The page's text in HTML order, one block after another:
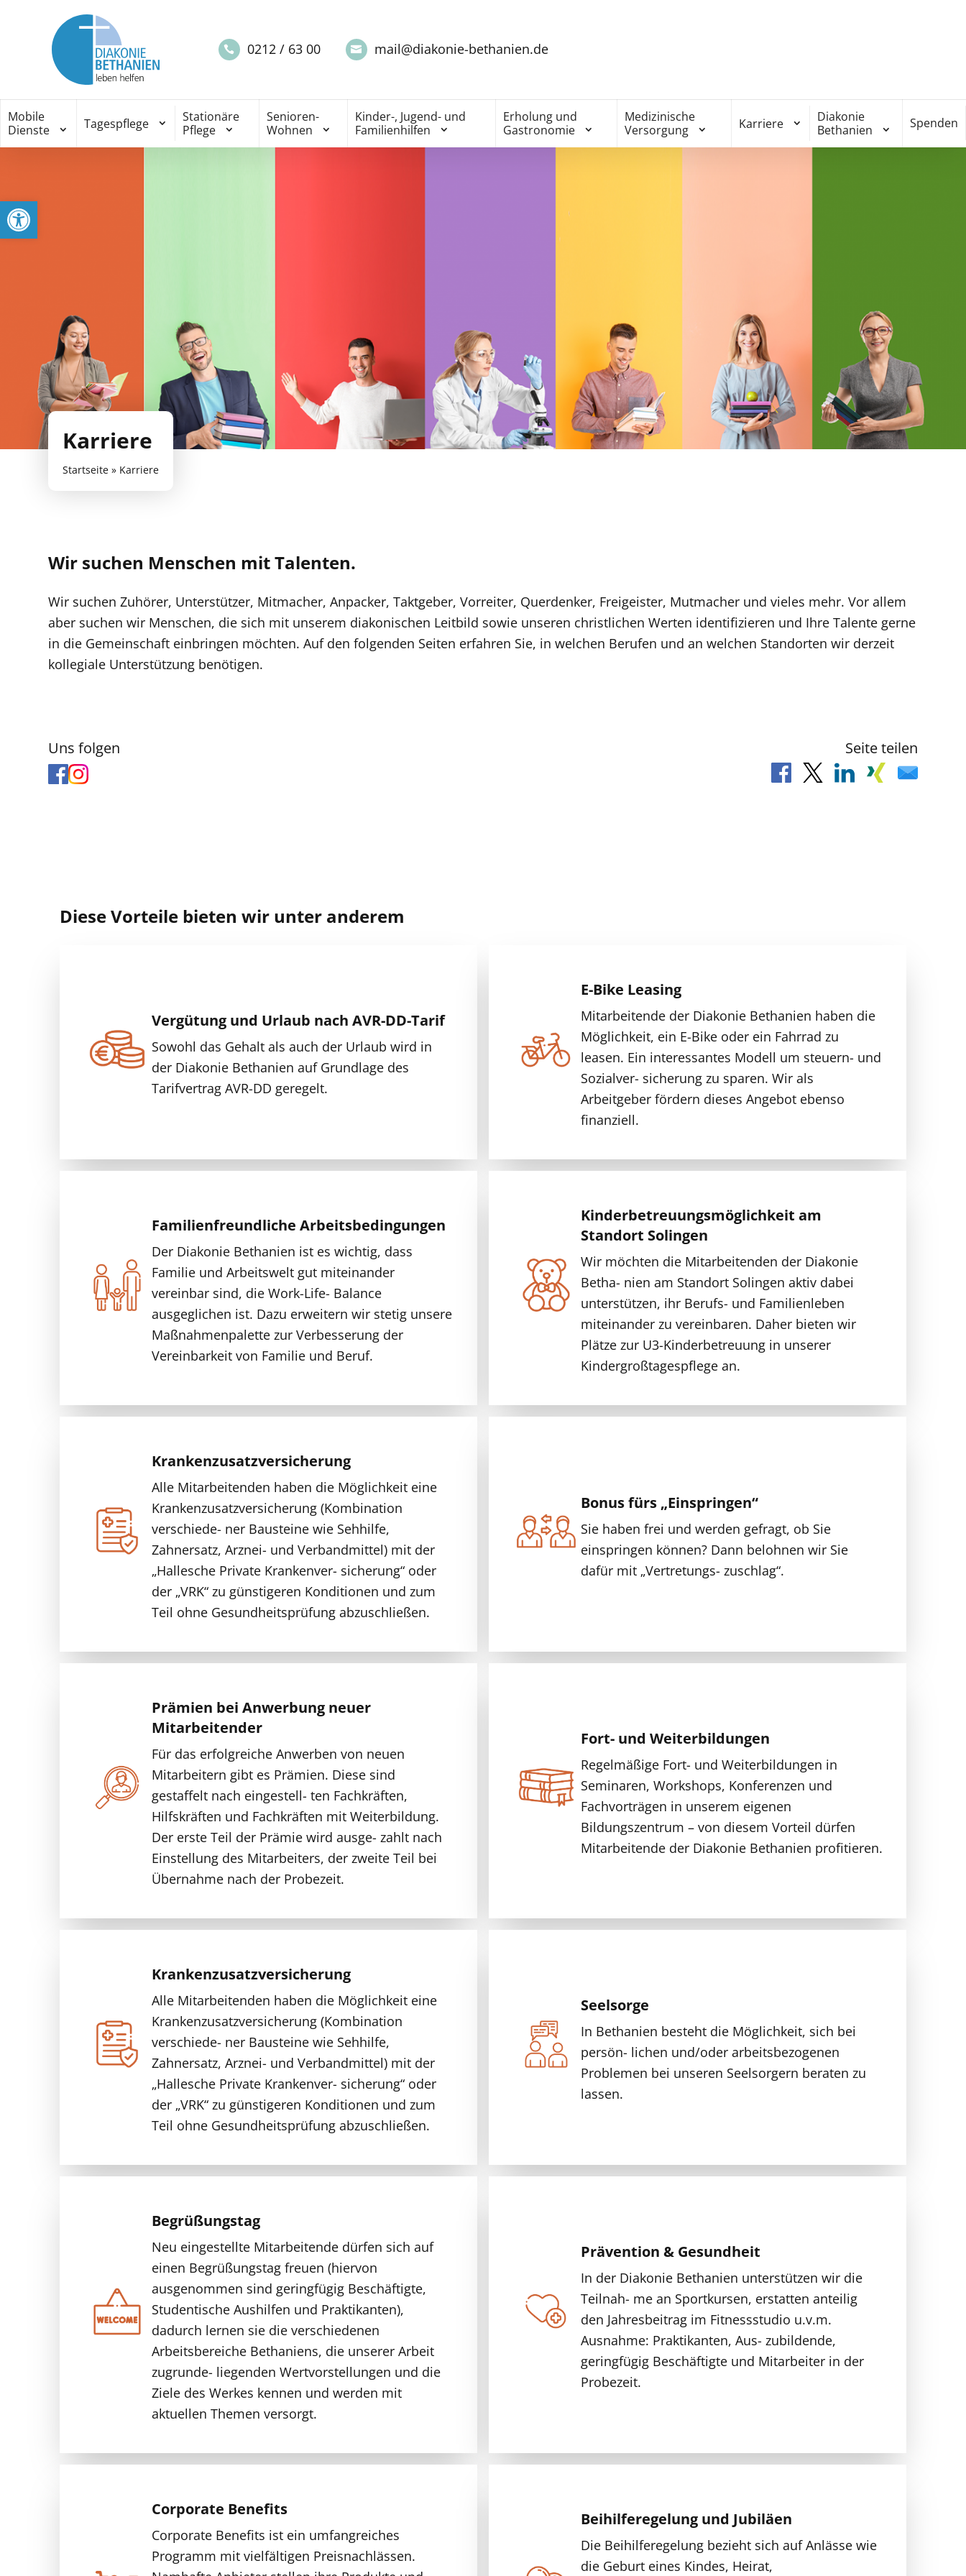
Open toolbar
0212 / 63 00 mail@diakonie-bethanien.de
Mobile
Dienste
Tagespflege
Stationäre
Pflege
Senioren-
Wohnen
Kinder-, Jugend- und
Familienhilfen
Erholung und
Gastronomie
Medizinische
Versorgung
Karriere
Diakonie
Bethanien
Spenden
Karriere
Startseite » Karriere
Wir suchen Menschen mit Talenten.
Wir suchen Zuhörer, Unterstützer, Mitmacher, Anpacker, Taktgeber, Vorreiter, Querdenker, Freigeister, Mutmacher und vieles mehr. Vor allem
aber suchen wir Menschen, die sich mit unserem diakonischen Leitbild sowie unseren christlichen Werten identifizieren und Ihre Talente gerne
in die Gemeinschaft einbringen möchten. Auf den folgenden Seiten erfahren Sie, in welchen Berufen und an welchen Standorten wir derzeit
kollegiale Unterstützung benötigen.
Uns folgen Seite teilen
Diese Vorteile bieten wir unter anderem
Vergütung und Urlaub nach AVR-DD-Tarif
Sowohl das Gehalt als auch der Urlaub wird in
der Diakonie Bethanien auf Grundlage des
Tarifvertrag AVR-DD geregelt.
E-Bike Leasing
Mitarbeitende der Diakonie Bethanien haben die
Möglichkeit, ein E-Bike oder ein Fahrrad zu
leasen. Ein interessantes Modell um steuern- und
Sozialver- sicherung zu sparen. Wir als
Arbeitgeber fördern dieses Angebot ebenso
finanziell.
Familienfreundliche Arbeitsbedingungen
Der Diakonie Bethanien ist es wichtig, dass
Familie und Arbeitswelt gut miteinander
vereinbar sind, die Work-Life- Balance
ausgeglichen ist. Dazu erweitern wir stetig unsere
Maßnahmenpalette zur Verbesserung der
Vereinbarkeit von Familie und Beruf.
Kinderbetreuungsmöglichkeit am
Standort Solingen
Wir möchten die Mitarbeitenden der Diakonie
Betha- nien am Standort Solingen aktiv dabei
unterstützen, ihr Berufs- und Familienleben
miteinander zu vereinbaren. Daher bieten wir
Plätze zur U3-Kinderbetreuung in unserer
Kindergroßtagespflege an.
Krankenzusatzversicherung
Alle Mitarbeitenden haben die Möglichkeit eine
Krankenzusatzversicherung (Kombination
verschiede- ner Bausteine wie Sehhilfe,
Zahnersatz, Arznei- und Verbandmittel) mit der
„Hallesche Private Krankenver- sicherung“ oder
der „VRK“ zu günstigeren Konditionen und zum
Teil ohne Gesundheitsprüfung abzuschließen.
Bonus fürs „Einspringen“
Sie haben frei und werden gefragt, ob Sie
einspringen können? Dann belohnen wir Sie
dafür mit „Vertretungs- zuschlag“.
Prämien bei Anwerbung neuer
Mitarbeitender
Für das erfolgreiche Anwerben von neuen
Mitarbeitern gibt es Prämien. Diese sind
gestaffelt nach eingestell- ten Fachkräften,
Hilfskräften und Fachkräften mit Weiterbildung.
Der erste Teil der Prämie wird ausge- zahlt nach
Einstellung des Mitarbeiters, der zweite Teil bei
Übernahme nach der Probezeit.
Fort- und Weiterbildungen
Regelmäßige Fort- und Weiterbildungen in
Seminaren, Workshops, Konferenzen und
Fachvorträgen in unserem eigenen
Bildungszentrum – von diesem Vorteil dürfen
Mitarbeitende der Diakonie Bethanien profitieren.
Krankenzusatzversicherung
Alle Mitarbeitenden haben die Möglichkeit eine
Krankenzusatzversicherung (Kombination
verschiede- ner Bausteine wie Sehhilfe,
Zahnersatz, Arznei- und Verbandmittel) mit der
„Hallesche Private Krankenver- sicherung“ oder
der „VRK“ zu günstigeren Konditionen und zum
Teil ohne Gesundheitsprüfung abzuschließen.
Seelsorge
In Bethanien besteht die Möglichkeit, sich bei
persön- lichen und/oder arbeitsbezogenen
Problemen bei unseren Seelsorgern beraten zu
lassen.
Begrüßungstag
Neu eingestellte Mitarbeitende dürfen sich auf
einen Begrüßungstag freuen (hiervon
ausgenommen sind geringfügig Beschäftigte,
Studentische Aushilfen und Praktikanten),
dadurch lernen sie die verschiedenen
Arbeitsbereiche Bethaniens, die unserer Arbeit
zugrunde- liegenden Wertvorstellungen und die
Ziele des Werkes kennen und werden mit
aktuellen Themen versorgt.
Prävention & Gesundheit
In der Diakonie Bethanien unterstützen wir die
Teilnah- me an Sportkursen, erstatten anteilig
den Jahresbeitrag im Fitnessstudio u.v.m.
Ausnahme: Praktikanten, Aus- zubildende,
geringfügig Beschäftigte und Mitarbeiter in der
Probezeit.
Corporate Benefits
Corporate Benefits ist ein umfangreiches
Programm mit vielfältigen Preisnachlässen.
Beihilferegelung und Jubiläen
Die Beihilferegelung bezieht sich auf Anlässe wie
die Geburt eines Kindes, Heirat,